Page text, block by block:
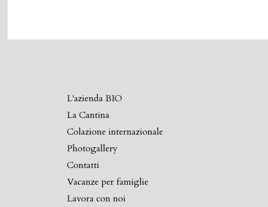
L'azienda BIO
La Cantina
Colazione internazionale
Photogallery
Contatti
Vacanze per famiglie
Lavora con noi